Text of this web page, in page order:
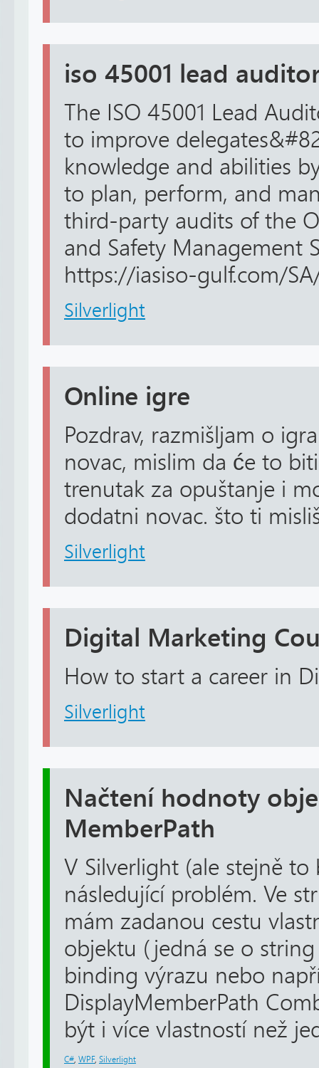
iso 45001 lead
The ISO 45001 Lead
to improve
knowledge and abilities
to plan, perform, and
third-party audits of the
and Safety Management
https://iasiso-gulf.com/
Silverlight
Online igre
Pozdrav, razmišljam o
novac, mislim da će to
trenutak za opuštanje i
dodatni novac. što ti
Silverlight
Digital Marketing
How to start a career in
Silverlight
Načtení hodnoty
MemberPath
V Silverlight (ale stejně to
následující problém. Ve
mám zadanou cestu
objektu (jedná se o
binding výrazu nebo
DisplayMemberPath
být i více vlastností než
C# WPF, Silverlight